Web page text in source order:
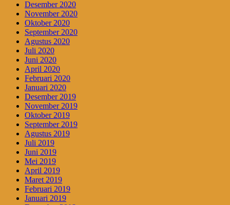
Desember 2020
November 2020
Oktober 2020
September 2020
Agustus 2020
Juli 2020
Juni 2020
April 2020
Februari 2020
Januari 2020
Desember 2019
November 2019
Oktober 2019
September 2019
Agustus 2019
Juli 2019
Juni 2019
Mei 2019
April 2019
Maret 2019
Februari 2019
Januari 2019